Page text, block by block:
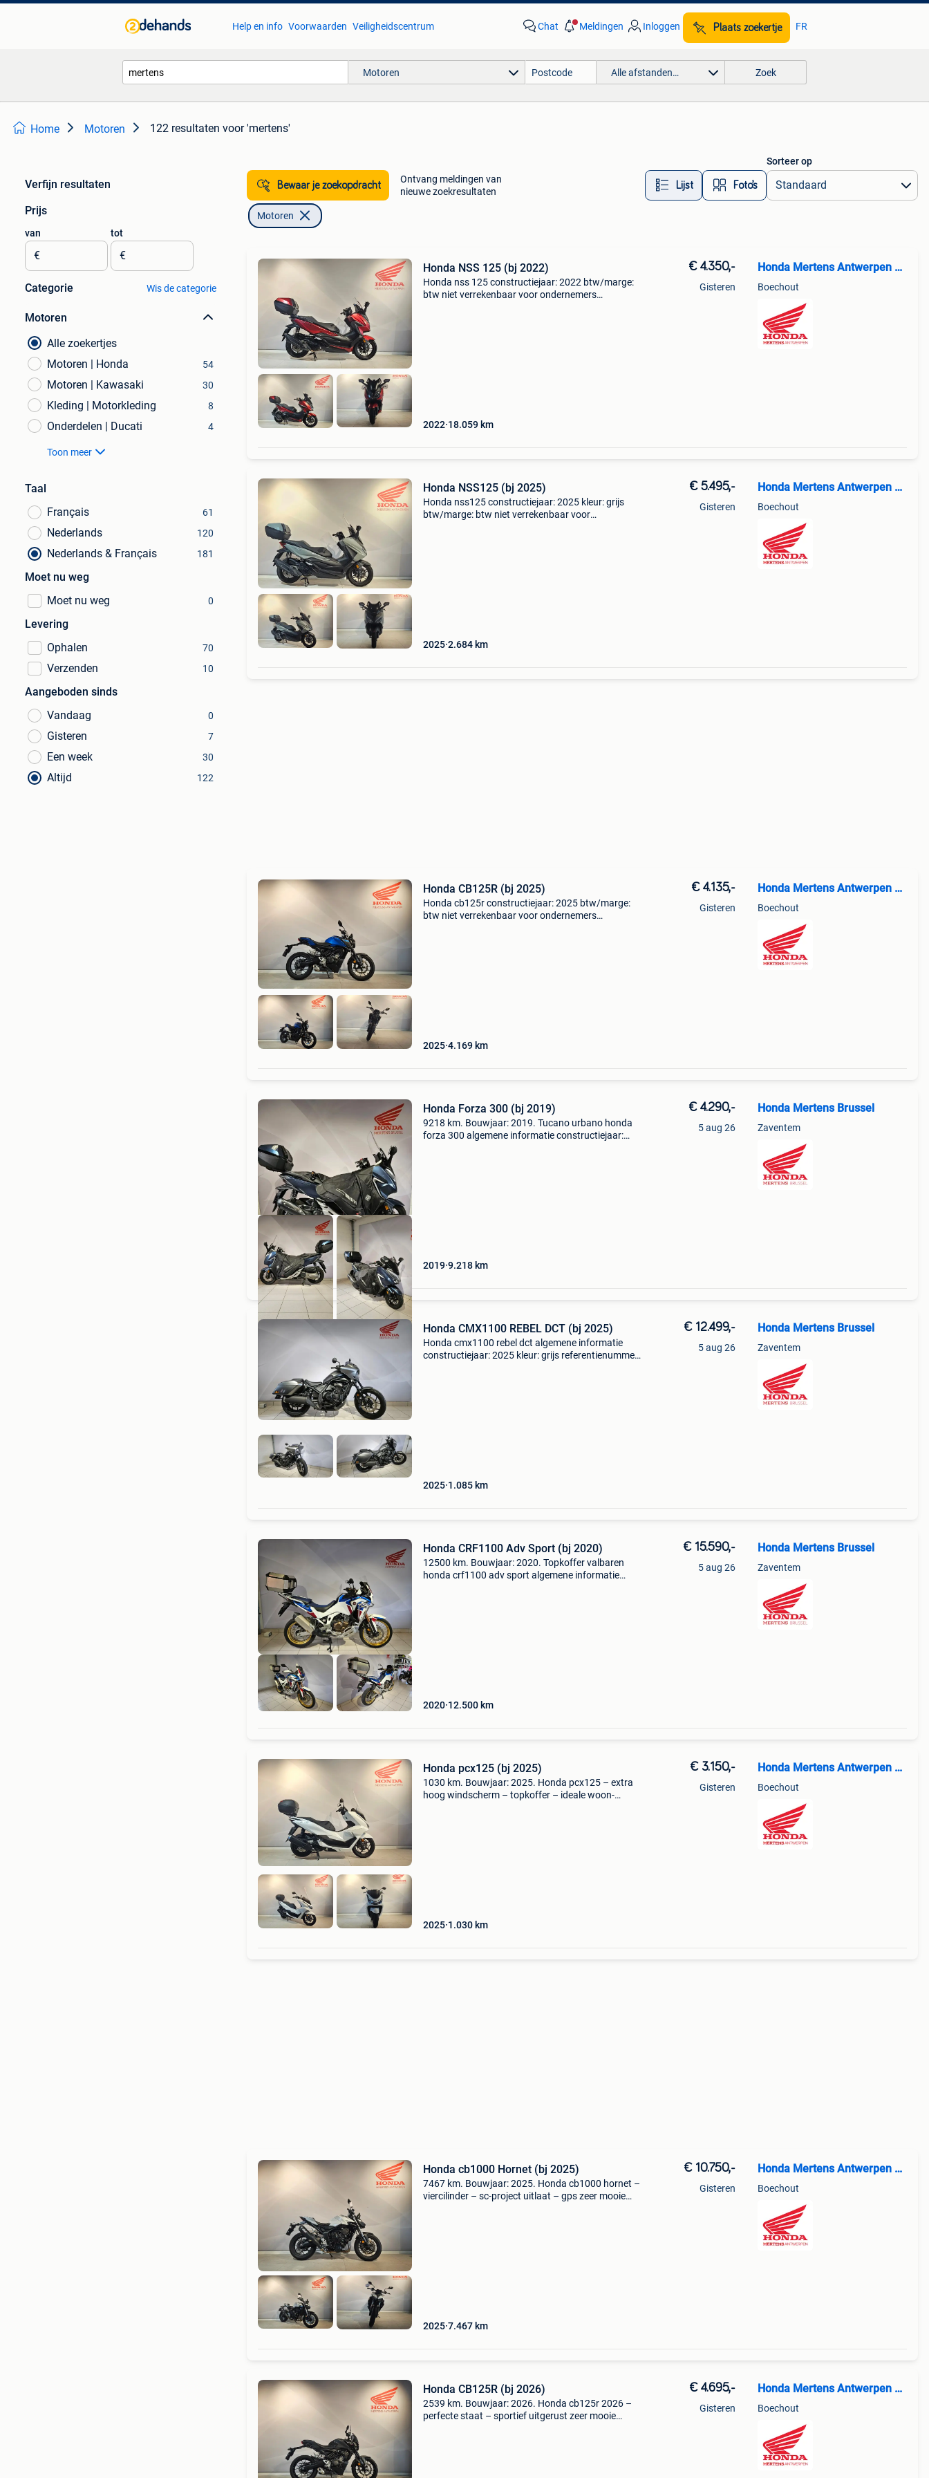
Help en info Voorwaarden Veiligheidscentrum Chat Meldingen Inloggen Plaats zoekertje FR
Motoren Alle afstanden… Zoek
Home Motoren 122 resultaten voor 'mertens'
Verfijn resultaten
Prijs
van
€
tot
€
Categorie Wis de categorie
Motoren
Alle zoekertjes
Motoren | Honda
54
Motoren | Kawasaki 30
Kleding | Motorkleding 8
Onderdelen | Ducati 4
Toon meer
Taal
Français
61
Nederlands 120
Nederlands & Français 181
Moet nu weg
Moet nu weg
0
Levering
Ophalen
70
Verzenden 10
Aangeboden sinds
Vandaag
0
Gisteren 7
Een week 30
Altijd 122
Bewaar je zoekopdracht
Ontvang meldingen van
nieuwe zoekresultaten
Lijst Foto’s
Sorteer op
Motoren
Honda NSS 125 (bj 2022)
Honda nss 125 constructiejaar: 2022 btw/marge:
btw niet verrekenbaar voor ondernemers
2022 18.059 km
€ 4.350,-
Gisteren
Honda Mertens Antwerpen NV
Boechout
Honda NSS125 (bj 2025)
Honda nss125 constructiejaar: 2025 kleur: grijs
btw/marge: btw niet verrekenbaar voor
2025 2.684 km
€ 5.495,-
Gisteren
Honda Mertens Antwerpen NV
Boechout
Honda CB125R (bj 2025)
Honda cb125r constructiejaar: 2025 btw/marge:
btw niet verrekenbaar voor ondernemers
2025 4.169 km
€ 4.135,-
Gisteren
Honda Mertens Antwerpen NV
Boechout
Honda Forza 300 (bj 2019)
9218 km. Bouwjaar: 2019. Tucano urbano honda
forza 300 algemene informatie constructiejaar:
2019 9.218 km
€ 4.290,-
5 aug 26
Honda Mertens Brussel
Zaventem
Honda CMX1100 REBEL DCT (bj 2025)
Honda cmx1100 rebel dct algemene informatie
constructiejaar: 2025 kleur: grijs referentienummer:
2025 1.085 km
€ 12.499,-
5 aug 26
Honda Mertens Brussel
Zaventem
Honda CRF1100 Adv Sport (bj 2020)
12500 km. Bouwjaar: 2020. Topkoffer valbaren
honda crf1100 adv sport algemene informatie
2020 12.500 km
€ 15.590,-
5 aug 26
Honda Mertens Brussel
Zaventem
Honda pcx125 (bj 2025)
1030 km. Bouwjaar: 2025. Honda pcx125 – extra
hoog windscherm – topkoffer – ideale woon-
2025 1.030 km
€ 3.150,-
Gisteren
Honda Mertens Antwerpen NV
Boechout
Honda cb1000 Hornet (bj 2025)
7467 km. Bouwjaar: 2025. Honda cb1000 hornet –
viercilinder – sc-project uitlaat – gps zeer mooie
2025 7.467 km
€ 10.750,-
Gisteren
Honda Mertens Antwerpen NV
Boechout
Honda CB125R (bj 2026)
2539 km. Bouwjaar: 2026. Honda cb125r 2026 –
perfecte staat – sportief uitgerust zeer mooie
€ 4.695,-
Gisteren
Honda Mertens Antwerpen NV
Boechout